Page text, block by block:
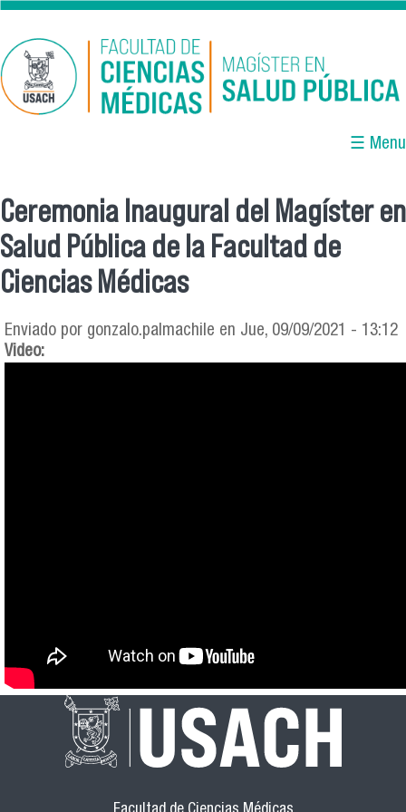
Pasar al contenido principal
☰ Menu
Se encuentra usted aquí
Ceremonia Inaugural del Magíster en
Salud Pública de la Facultad de
Ciencias Médicas
Enviado por gonzalo.palmachile en Jue, 09/09/2021 - 13:12
Video: